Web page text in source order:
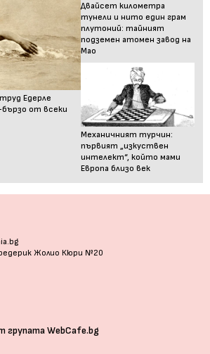
Едерле
от всеки
Двайсет километра
тунели и нито един грам
плутоний: тайният
подземен атомен завод на
Мао
Механичният турчин:
първият „изкуствен
интелект“, който мами
Европа близо век
Жолио Кюри №20
групата WebCafe.bg